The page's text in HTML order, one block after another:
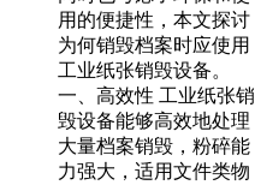
用的便捷性，本文探讨
为何销毁档案时应使用
工业纸张销毁设备。
一、高效性 工业纸张销
毁设备能够高效地处理
大量档案销毁，粉碎能
力强大，适用文件类物